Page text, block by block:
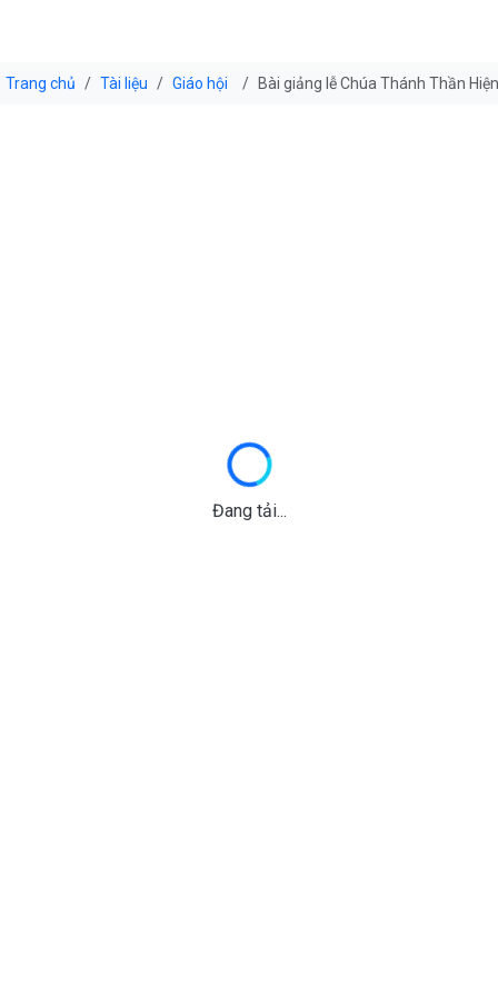
Trang chủ Tài liệu Giáo hội Bài giảng lễ Chúa Thánh Thần
Đang tải...